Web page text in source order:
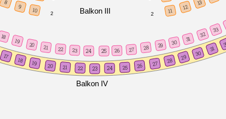
2
2
Balkon IV
Balkon III
8
9 10
18
19
17
18
20 21
19 20
22 23
21
24 25
22
26
24
11
23
27 28
25
12
29
26
13
30
27
31
28
32
29
33
30
31